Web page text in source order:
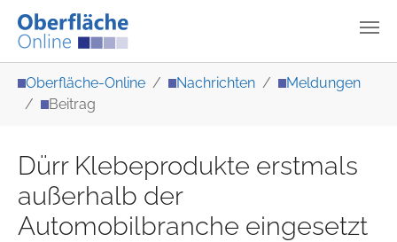
Oberfläche-Online Nachrichten
Meldungen
Beitrag
Dürr Klebeprodukte erstmals
außerhalb der
Automobilbranche eingesetzt